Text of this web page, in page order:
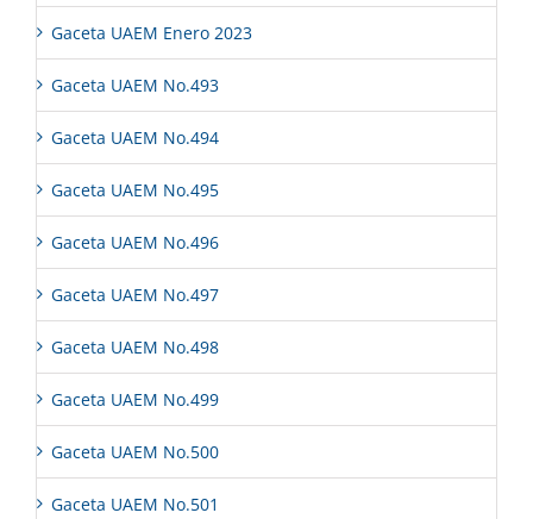
Gaceta UAEM Enero 2023
Gaceta UAEM No.493
Gaceta UAEM No.494
Gaceta UAEM No.495
Gaceta UAEM No.496
Gaceta UAEM No.497
Gaceta UAEM No.498
Gaceta UAEM No.499
Gaceta UAEM No.500
Gaceta UAEM No.501